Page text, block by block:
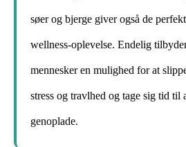
søer og bjerge giver også de
wellness-oplevelse. Endelig
mennesker en mulighed for at
stress og travlhed og tage sig tid til
genoplade.